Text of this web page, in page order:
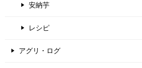
安納芋
レシピ
アグリ・ログ